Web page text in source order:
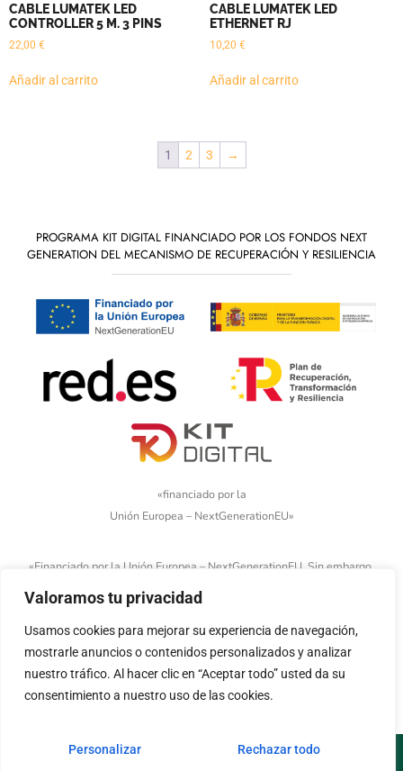
Valoramos tu privacidad
Usamos cookies para mejorar su experiencia de navegación,
mostrarle anuncios o contenidos personalizados y analizar
nuestro tráfico. Al hacer clic en “Aceptar todo” usted da su
consentimiento a nuestro uso de las cookies.
Personalizar Rechazar todo
CABLE LUMATEK LED
CONTROLLER 5 M. 3 PINS
22,00 €
Añadir al carrito
CABLE LUMATEK LED
ETHERNET RJ
10,20 €
Añadir al carrito
1 2 3 →
PROGRAMA KIT DIGITAL FINANCIADO POR LOS FONDOS NEXT
GENERATION DEL MECANISMO DE RECUPERACIÓN Y RESILIENCIA
«financiado por la
Unión Europea – NextGenerationEU»
«Financiado por la Unión Europea – NextGenerationEU. Sin embargo,
los puntos de vista y las opiniones expresadas son únicamente los
del autor o autores y no reflejan necesariamente los de la Unión
Europea o la Comisión Europea. Ni la Unión Europea ni la Comisión
Europea pueden ser consideradas responsables de las mismas»